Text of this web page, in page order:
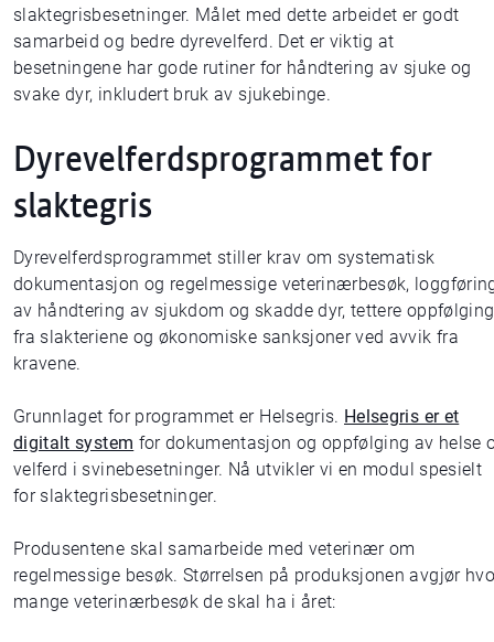
slaktegrisbesetninger. Målet med dette arbeidet er godt
samarbeid og bedre dyrevelferd. Det er viktig at
besetningene har gode rutiner for håndtering av sjuke og
svake dyr, inkludert bruk av sjukebinge.
Dyrevelferdsprogrammet for
slaktegris
Dyrevelferdsprogrammet stiller krav om systematisk
dokumentasjon og regelmessige veterinærbesøk,
av håndtering av sjukdom og skadde dyr, tettere oppfølging
fra slakteriene og økonomiske sanksjoner ved avvik fra
kravene.
Grunnlaget for programmet er Helsegris. Helsegris er et
digitalt system for dokumentasjon og oppfølging av helse
velferd i svinebesetninger. Nå utvikler vi en modul spesielt
for slaktegrisbesetninger.
Produsentene skal samarbeide med veterinær om
regelmessige besøk. Størrelsen på produksjonen avgjør
mange veterinærbesøk de skal ha i året: